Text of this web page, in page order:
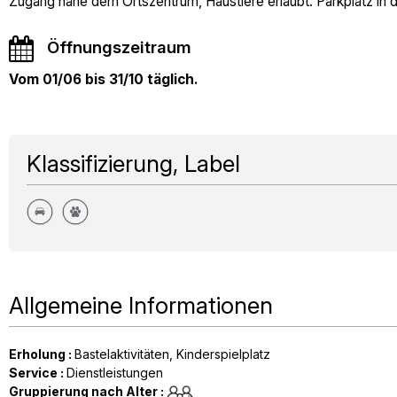
Öffnungszeitraum
Vom 01/06 bis 31/10 täglich.
Klassifizierung, Label
Allgemeine Informationen
Erholung : Bastelaktivitäten Kinderspielplatz
Service : Dienstleistungen
Gruppierung nach Alter :